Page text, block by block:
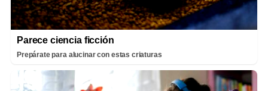
Parece ciencia ficción
Prepárate para alucinar con estas criaturas